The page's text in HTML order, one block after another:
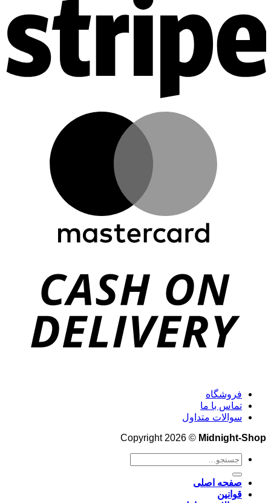
فروشگاه
تماس با ما
سوالات متداول
Copyright 2026 © Midnight-Shop
جستجو
صفحه اصلی
قوانین